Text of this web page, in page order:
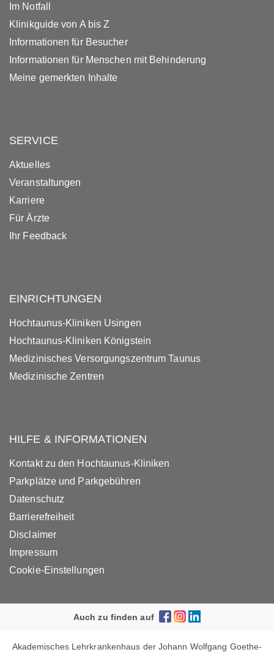
Im Notfall
Klinikguide von A bis Z
Informationen für Besucher
Informationen für Menschen mit Behinderung
Meine gemerkten Inhalte
SERVICE
Aktuelles
Veranstaltungen
Karriere
Für Ärzte
Ihr Feedback
EINRICHTUNGEN
Hochtaunus-Kliniken Usingen
Hochtaunus-Kliniken Königstein
Medizinisches Versorgungszentrum Taunus
Medizinische Zentren
HILFE & INFORMATIONEN
Kontakt zu den Hochtaunus-Kliniken
Parkplätze und Parkgebühren
Datenschutz
Barrierefreiheit
Disclaimer
Impressum
Cookie-Einstellungen
Auch zu finden auf
Akademisches Lehrkrankenhaus der Johann Wolfgang Goethe-